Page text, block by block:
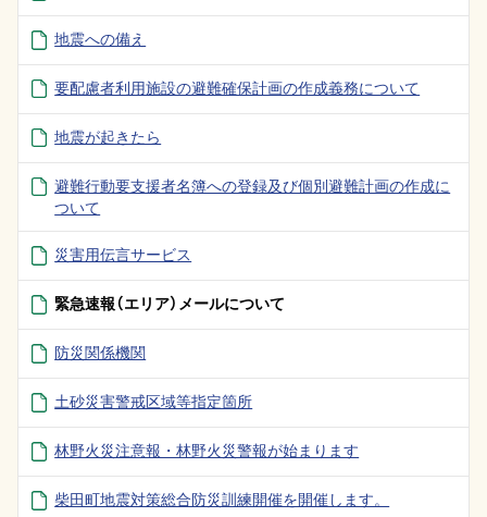
地震への備え
要配慮者利用施設の避難確保計画の作成義務について
地震が起きたら
避難行動要支援者名簿への登録及び個別避難計画の作成に
ついて
災害用伝言サービス
緊急速報（エリア）メールについて
防災関係機関
土砂災害警戒区域等指定箇所
林野火災注意報・林野火災警報が始まります
柴田町地震対策総合防災訓練開催を開催します。